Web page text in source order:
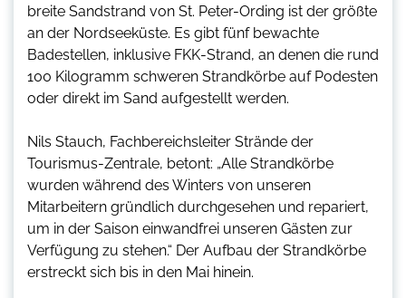
breite Sandstrand von St. Peter-Ording ist der größte
an der Nordseeküste. Es gibt fünf bewachte
Badestellen, inklusive FKK-Strand, an denen die rund
100 Kilogramm schweren Strandkörbe auf Podesten
oder direkt im Sand aufgestellt werden.
Nils Stauch, Fachbereichsleiter Strände der
Tourismus-Zentrale, betont: „Alle Strandkörbe
wurden während des Winters von unseren
Mitarbeitern gründlich durchgesehen und repariert,
um in der Saison einwandfrei unseren Gästen zur
Verfügung zu stehen.“ Der Aufbau der Strandkörbe
erstreckt sich bis in den Mai hinein.